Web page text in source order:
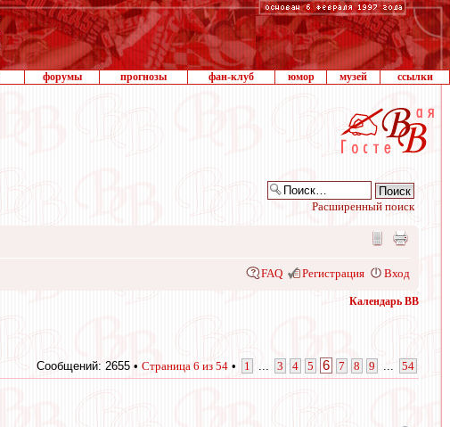
форумы прогнозы фан-клуб юмор музей ссылки
Расширенный поиск
FAQ Регистрация Вход
Календарь ВВ
Сообщений: 2655 • Страница 6 из 54 • 1 3 4 5 6 7 8 9 54